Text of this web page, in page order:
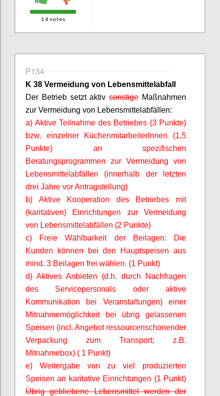
14votes
P134
K 38 Vermeidung von Lebensmittelabfall
Der Betrieb setzt aktivsonstigeMaßnahmen
zur Vermeidung von Lebensmittelabfällen:
a) Aktive Teilnahme des Betriebes (3 Punkte)
bzw. einzelner KüchenmitarbeiterInnen (1,5
Punkte) an spezifischen
Beratungsprogrammen zur Vermeidung von
Lebensmittelabfällen (innerhalb der letzten
drei Jahre vor Antragstellung)
b) Aktive Kooperation des Betriebes mit
(karitativen) Einrichtungen zur Vermeidung
von Lebensmittelabfällen (2 Punkte)
c) Freie Wählbarkeit der Beilagen: Die
Kunden können bei den Hauptspeisen aus
mind. 3 Beilagen frei wählen. (1 Punkt)
d) Aktives Anbieten (d.h. durch Nachfragen
des Servicepersonals oder aktive
Kommunikation bei Veranstaltungen) einer
Mitnahmemöglichkeit bei übrig gelassenen
Speisen (incl. Angebot ressourcenschonender
Verpackung zum Transport; z.B.
Mitnahmebox) ( 1 Punkt)
e) Weitergabe von zu viel produzierten
Speisen an karitative Einrichtungen (1 Punkt)
Übrig gebliebene Lebensmittel werden der